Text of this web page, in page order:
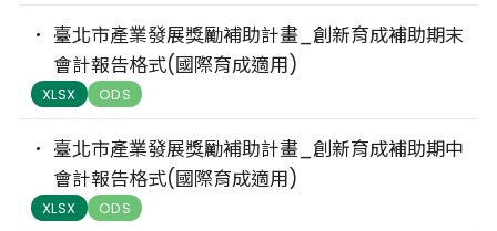
臺北市產業發展獎勵補助計畫_創新育成補助期末
會計報告格式(國際育成適用)
XLSX ODS
臺北市產業發展獎勵補助計畫_創新育成補助期中
會計報告格式(國際育成適用)
XLSX ODS